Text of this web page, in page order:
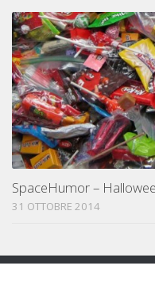
SpaceHumor –
31 OTTOBRE 2014